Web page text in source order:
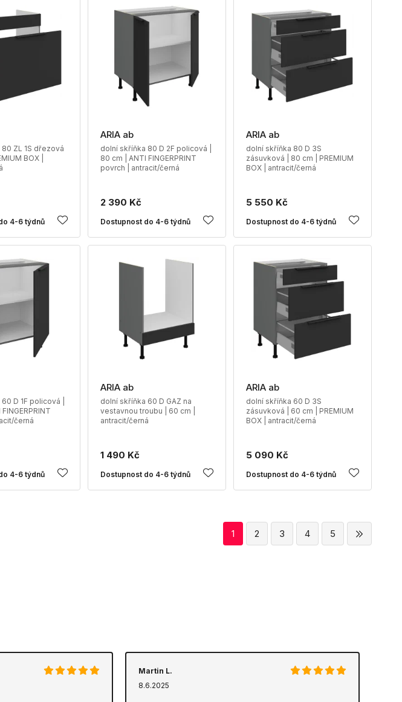
ZL 1S dřezová
BOX |
4-6 týdnů
ARIA ab
dolní skříňka 80 D 2F policová |
80 cm | ANTI FINGERPRINT
povrch | antracit/černá
2 390 Kč
Dostupnost do 4-6 týdnů
ARIA ab
dolní skříňka 80 D 3S
zásuvková | 80 cm | PREMIUM
BOX | antracit/černá
5 550 Kč
Dostupnost do 4-6 týdnů
D 1F policová |
černá
4-6 týdnů
ARIA ab
dolní skříňka 60 D GAZ na
vestavnou troubu | 60 cm |
antracit/černá
1 490 Kč
Dostupnost do 4-6 týdnů
ARIA ab
dolní skříňka 60 D 3S
zásuvková | 60 cm | PREMIUM
BOX | antracit/černá
5 090 Kč
Dostupnost do 4-6 týdnů
1 2 3 4 5
Martin L.
8.6.2025